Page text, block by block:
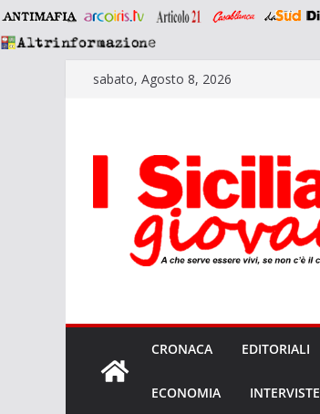
Saltasabato, Agosto 8, 2026
CRONACA EDITORIALI
ECONOMIA INTERVISTE